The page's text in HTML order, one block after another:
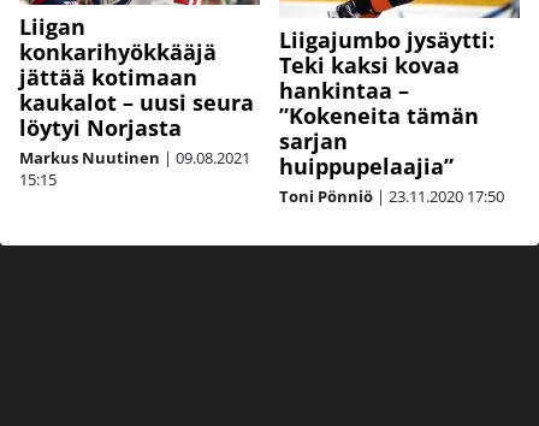
Liigan
konkarihyökkääjä
jättää kotimaan
kaukalot – uusi seura
löytyi Norjasta
Markus Nuutinen | 09.08.2021
15:15
Liigajumbo jysäytti:
Teki kaksi kovaa
hankintaa –
”Kokeneita tämän
sarjan
huippupelaajia”
Toni Pönniö | 23.11.2020 17:50